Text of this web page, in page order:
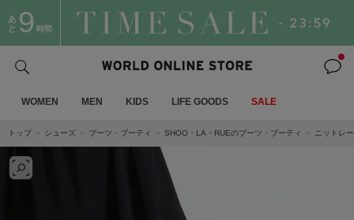
あ
と 9 時間
WOMEN MEN KIDS LIFE GOODS SALE
トップ シューズ ブーツ・ブーティ SHOO・LA・RUEのブーツ・ブーティ ニットレ